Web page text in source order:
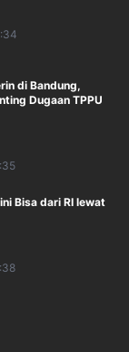
di Bandung,
Dugaan TPPU
Bisa dari RI lewat